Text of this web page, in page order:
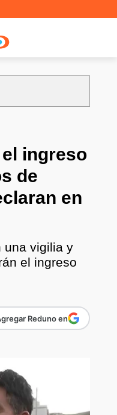
ingreso
de
en
una vigilia y
el ingreso
Reduno en